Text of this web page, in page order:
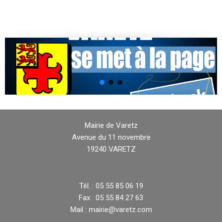
Mairie de Varetz
Avenue du 11 novembre
19240 VARETZ
Tél. : 05 55 85 06 19
Fax : 05 55 84 27 63
Mail : mairie@varetz.com